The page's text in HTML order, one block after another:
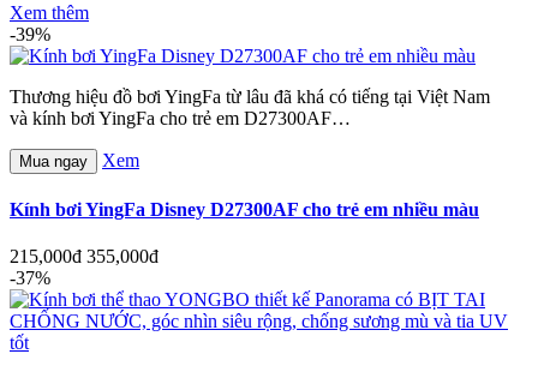
Xem thêm
-39%
Thương hiệu đồ bơi YingFa từ lâu đã khá có tiếng tại Việt Nam
và kính bơi YingFa cho trẻ em D27300AF…
Mua ngay Xem
Kính bơi YingFa Disney D27300AF cho trẻ em nhiều màu
215,000đ 355,000đ
-37%